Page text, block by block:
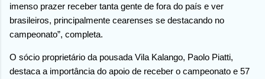
imenso prazer receber tanta gente de fora do país e ver
brasileiros, principalmente cearenses se destacando no
campeonato”, completa.
O sócio proprietário da pousada Vila Kalango, Paolo Piatti,
destaca a importância do apoio de receber o campeonato e 57